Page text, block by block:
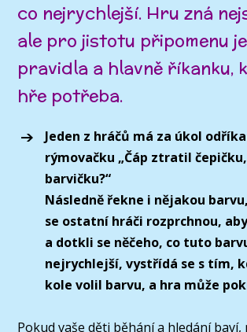
co nejrychlejší. Hru zná
ale pro jistotu připomenu
pravidla a hlavně říkanku,
hře potřeba.
Jeden z hráčů má za úkol
rýmovačku „Čáp ztratil
barvičku?“
Následně řekne i nějakou
se ostatní hráči rozprchnou,
a dotkli se něčeho, co tuto
nejrychlejší, vystřídá se s tím,
kole volil barvu, a hra může
Pokud vaše děti běhání a hledání